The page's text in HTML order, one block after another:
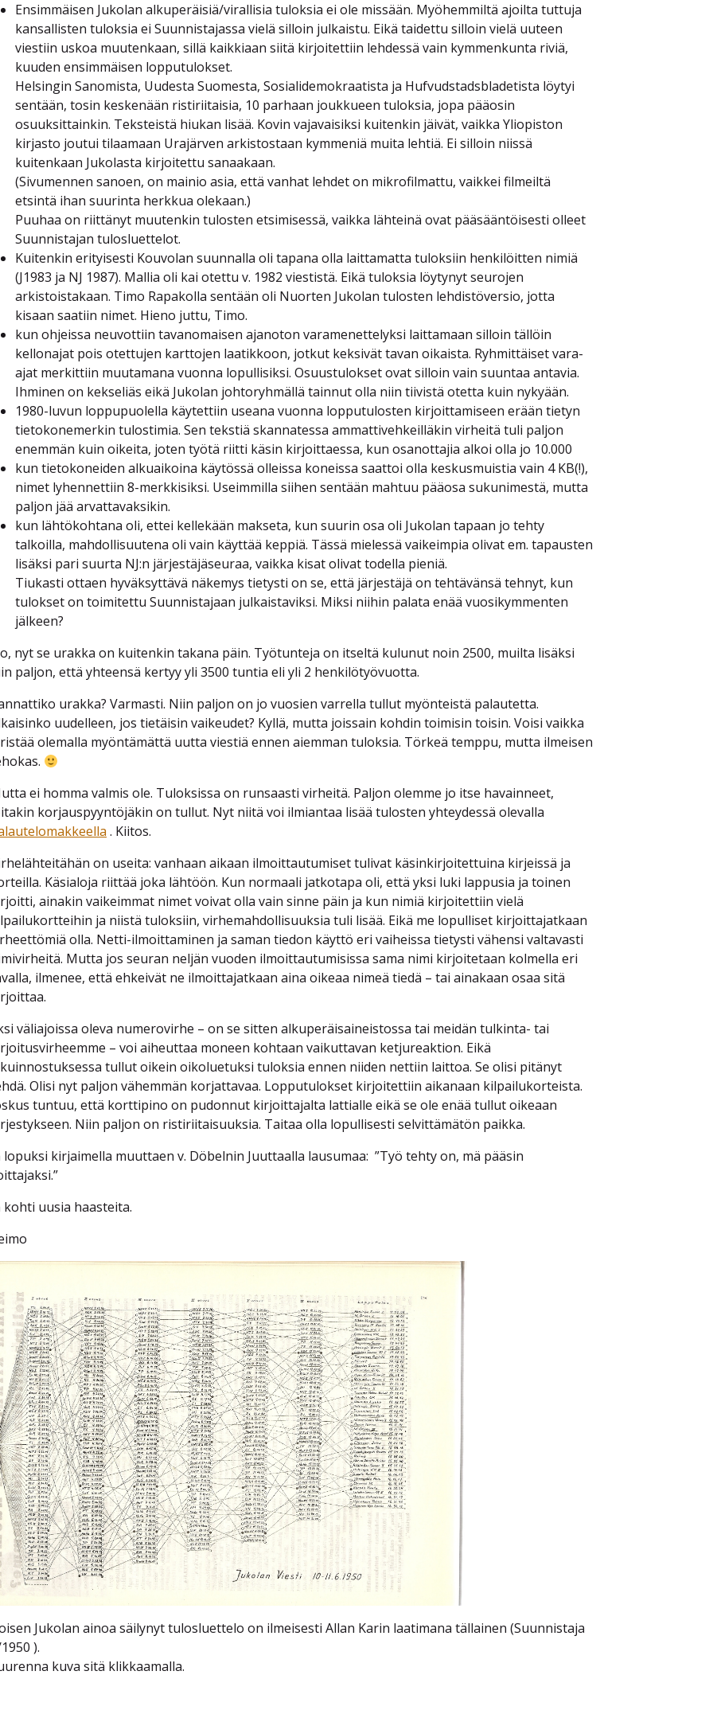
Ensimmäisen Jukolan alkuperäisiä/virallisia tuloksia ei ole missään. Myöhemmiltä ajoilta tuttuja
kansallisten tuloksia ei Suunnistajassa vielä silloin julkaistu. Eikä taidettu silloin vielä uuteen
viestiin uskoa muutenkaan, sillä kaikkiaan siitä kirjoitettiin lehdessä vain kymmenkunta riviä,
kuuden ensimmäisen lopputulokset.
Helsingin Sanomista, Uudesta Suomesta, Sosialidemokraatista ja Hufvudstadsbladetista löytyi
sentään, tosin keskenään ristiriitaisia, 10 parhaan joukkueen tuloksia, jopa pääosin
osuuksittainkin. Teksteistä hiukan lisää. Kovin vajavaisiksi kuitenkin jäivät, vaikka Yliopiston
kirjasto joutui tilaamaan Urajärven arkistostaan kymmeniä muita lehtiä. Ei silloin niissä
kuitenkaan Jukolasta kirjoitettu sanaakaan.
(Sivumennen sanoen, on mainio asia, että vanhat lehdet on mikrofilmattu, vaikkei filmeiltä
etsintä ihan suurinta herkkua olekaan.)
Puuhaa on riittänyt muutenkin tulosten etsimisessä, vaikka lähteinä ovat pääsääntöisesti olleet
Suunnistajan tulosluettelot.
Kuitenkin erityisesti Kouvolan suunnalla oli tapana olla laittamatta tuloksiin henkilöitten nimiä
(J1983 ja NJ 1987). Mallia oli kai otettu v. 1982 viestistä. Eikä tuloksia löytynyt seurojen
arkistoistakaan. Timo Rapakolla sentään oli Nuorten Jukolan tulosten lehdistöversio, jotta
kisaan saatiin nimet. Hieno juttu, Timo.
kun ohjeissa neuvottiin tavanomaisen ajanoton varamenettelyksi laittamaan silloin tällöin
kellonajat pois otettujen karttojen laatikkoon, jotkut keksivät tavan oikaista. Ryhmittäiset vara-
ajat merkittiin muutamana vuonna lopullisiksi. Osuustulokset ovat silloin vain suuntaa antavia.
Ihminen on kekseliäs eikä Jukolan johtoryhmällä tainnut olla niin tiivistä otetta kuin nykyään.
1980-luvun loppupuolella käytettiin useana vuonna lopputulosten kirjoittamiseen erään tietyn
tietokonemerkin tulostimia. Sen tekstiä skannatessa ammattivehkeilläkin virheitä tuli paljon
enemmän kuin oikeita, joten työtä riitti käsin kirjoittaessa, kun osanottajia alkoi olla jo 10.000
kun tietokoneiden alkuaikoina käytössä olleissa koneissa saattoi olla keskusmuistia vain 4 KB(!),
nimet lyhennettiin 8-merkkisiksi. Useimmilla siihen sentään mahtuu pääosa sukunimestä, mutta
paljon jää arvattavaksikin.
kun lähtökohtana oli, ettei kellekään makseta, kun suurin osa oli Jukolan tapaan jo tehty
talkoilla, mahdollisuutena oli vain käyttää keppiä. Tässä mielessä vaikeimpia olivat em. tapausten
lisäksi pari suurta NJ:n järjestäjäseuraa, vaikka kisat olivat todella pieniä.
Tiukasti ottaen hyväksyttävä näkemys tietysti on se, että järjestäjä on tehtävänsä tehnyt, kun
tulokset on toimitettu Suunnistajaan julkaistaviksi. Miksi niihin palata enää vuosikymmenten
jälkeen?
nyt se urakka on kuitenkin takana päin. Työtunteja on itseltä kulunut noin 2500, muilta lisäksi
paljon, että yhteensä kertyy yli 3500 tuntia eli yli 2 henkilötyövuotta.
urakka? Varmasti. Niin paljon on jo vuosien varrella tullut myönteistä palautetta.
uudelleen, jos tietäisin vaikeudet? Kyllä, mutta joissain kohdin toimisin toisin. Voisi vaikka
olemalla myöntämättä uutta viestiä ennen aiemman tuloksia. Törkeä temppu, mutta ilmeisen
ei homma valmis ole. Tuloksissa on runsaasti virheitä. Paljon olemme jo itse havainneet,
korjauspyyntöjäkin on tullut. Nyt niitä voi ilmiantaa lisää tulosten yhteydessä olevalla
. Kiitos.
on useita: vanhaan aikaan ilmoittautumiset tulivat käsinkirjoitettuina kirjeissä ja
Käsialoja riittää joka lähtöön. Kun normaali jatkotapa oli, että yksi luki lappusia ja toinen
ainakin vaikeimmat nimet voivat olla vain sinne päin ja kun nimiä kirjoitettiin vielä
ja niistä tuloksiin, virhemahdollisuuksia tuli lisää. Eikä me lopulliset kirjoittajatkaan
olla. Netti-ilmoittaminen ja saman tiedon käyttö eri vaiheissa tietysti vähensi valtavasti
Mutta jos seuran neljän vuoden ilmoittautumisissa sama nimi kirjoitetaan kolmella eri
ilmenee, että ehkeivät ne ilmoittajatkaan aina oikeaa nimeä tiedä – tai ainakaan osaa sitä
väliajoissa oleva numerovirhe – on se sitten alkuperäisaineistossa tai meidän tulkinta- tai
– voi aiheuttaa moneen kohtaan vaikuttavan ketjureaktion. Eikä
tullut oikein oikoluetuksi tuloksia ennen niiden nettiin laittoa. Se olisi pitänyt
Olisi nyt paljon vähemmän korjattavaa. Lopputulokset kirjoitettiin aikanaan kilpailukorteista.
tuntuu, että korttipino on pudonnut kirjoittajalta lattialle eikä se ole enää tullut oikeaan
Niin paljon on ristiriitaisuuksia. Taitaa olla lopullisesti selvittämätön paikka.
lopuksi kirjaimella muuttaen v. Döbelnin Juuttaalla lausumaa: ”Työ tehty on, mä pääsin
kohti uusia haasteita.
Jukolan ainoa säilynyt tulosluettelo on ilmeisesti Allan Karin laatimana tällainen (Suunnistaja
).
kuva sitä klikkaamalla.